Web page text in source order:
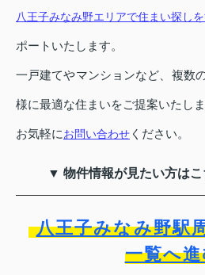
八王子みなみ野エリアで住まい探し
ポートいたします。
一戸建てやマンションなど、複数
様に最適な住まいをご提案いたしま
お気軽にお問い合わせ ください。
▼ 物件情報が見たい方は
八王子みなみ野駅
一覧へ